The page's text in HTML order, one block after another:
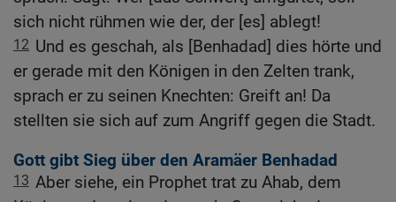
sich nicht rühmen wie der, der [es] ablegt!
12 Und es geschah, als [Benhadad] dies hörte und
er gerade mit den Königen in den Zelten trank,
sprach er zu seinen Knechten: Greift an! Da
stellten sie sich auf zum Angriff gegen die Stadt.
Gott gibt Sieg über den Aramäer Benhadad
13 Aber siehe, ein Prophet trat zu Ahab, dem